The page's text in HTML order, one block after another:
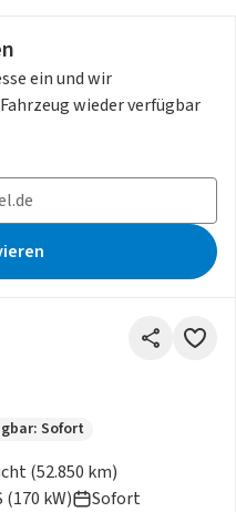
ein und wir
wieder verfügbar
Sofort
(52.850 km)
(170 kW)
Sofort